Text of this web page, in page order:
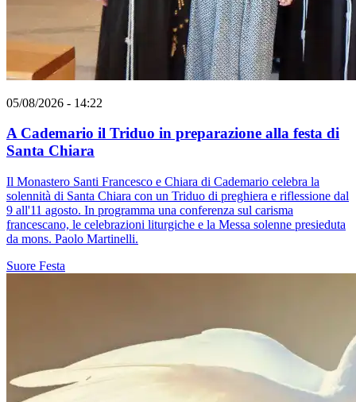
05/08/2026 - 14:22
A Cademario il Triduo in preparazione alla festa di
Santa Chiara
Il Monastero Santi Francesco e Chiara di Cademario celebra la
solennità di Santa Chiara con un Triduo di preghiera e riflessione dal
9 all'11 agosto. In programma una conferenza sul carisma
francescano, le celebrazioni liturgiche e la Messa solenne presieduta
da mons. Paolo Martinelli.
Suore Festa